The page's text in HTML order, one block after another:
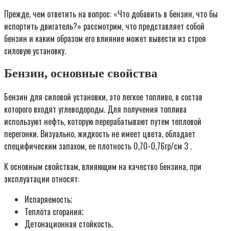
Прежде, чем ответить на вопрос: «Что добавить в бензин, что бы
испортить двигатель?» рассмотрим, что представляет собой
бензин и каким образом его влияние может вывести из строя
силовую установку.
Бензин, основные свойства
Бензин для силовой установки, это легкое топливо, в состав
которого входят углеводороды. Для получения топлива
используют нефть, которую перерабатывают путем тепловой
перегонки. Визуально, жидкость не имеет цвета, обладает
специфическим запахом, ее плотность 0,70-0,76гр/см 3 .
К основным свойствам, влияющим на качество бензина, при
эксплуатации относят:
Испаряемость;
Теплота сгорания;
Детонационная стойкость.